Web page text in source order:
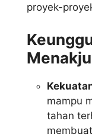
proyek-
mampu
tahan